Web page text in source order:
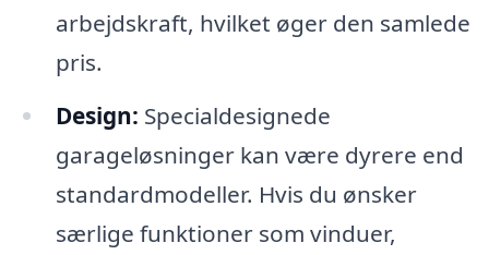
arbejdskraft, hvilket øger den samlede
pris.
Design: Specialdesignede
garageløsninger kan være dyrere end
standardmodeller. Hvis du ønsker
særlige funktioner som vinduer,